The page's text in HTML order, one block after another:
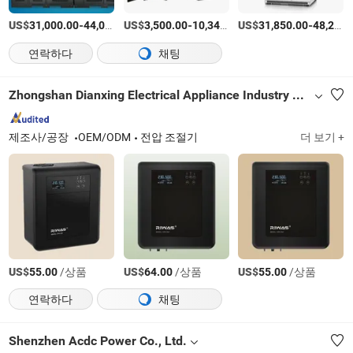
US$31,000.00-44,000.00 /상품
US$3,500.00-10,345.00 /상품
US$31,850.00-48,267.00
연락하다 채팅
Zhongshan Dianxing Electrical Appliance Industry Co., Ltd.
제조사/공장 OEM/ODM 전압 조절기 더 보기 +
US$55.00/상품 US$64.00/상품 US$55.00/상품
연락하다
채팅
Shenzhen Acdc Power Co., Ltd.